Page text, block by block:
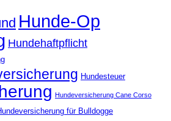
Hunde-Op
Hundehaftpflicht
Hundesteuer
Hundeversicherung Cane Corso
für Bulldogge